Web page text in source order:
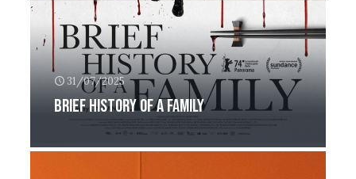
31/07/2025
Brief history of a family